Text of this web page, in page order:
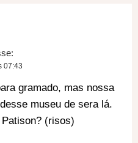
07:43
gramado, mas nossa
museu de sera lá.
(risos)